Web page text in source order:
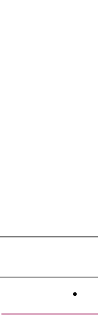
кошек